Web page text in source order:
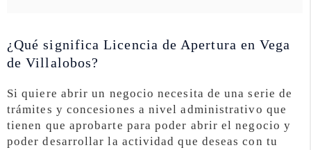
¿Qué significa Licencia de Apertura en Vega
de Villalobos?
Si quiere abrir un negocio necesita de una serie de
trámites y concesiones a nivel administrativo que
tienen que aprobarte para poder abrir el negocio y
poder desarrollar la actividad que deseas con tu